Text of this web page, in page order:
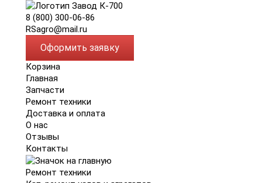
8 (800) 300-06-86
RSagro@mail.ru
Оформить заявку
Корзина
Главная
Запчасти
Ремонт техники
Доставка и оплата
О нас
Отзывы
Контакты
Ремонт техники